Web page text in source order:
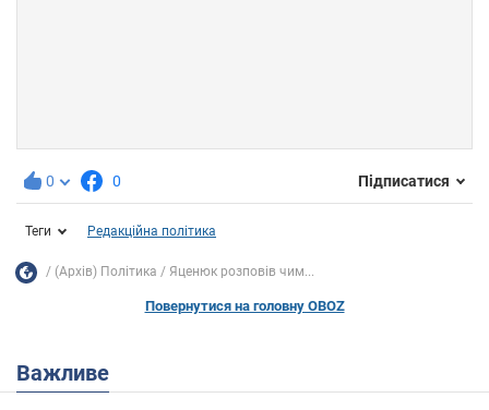
0 0 Підписатися
Теги Редакційна політика
(Архів) Політика Яценюк розповів чим...
Повернутися на головну OBOZ
Важливе